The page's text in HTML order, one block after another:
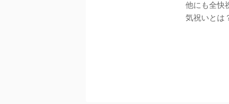
他にも全快
気祝いとは